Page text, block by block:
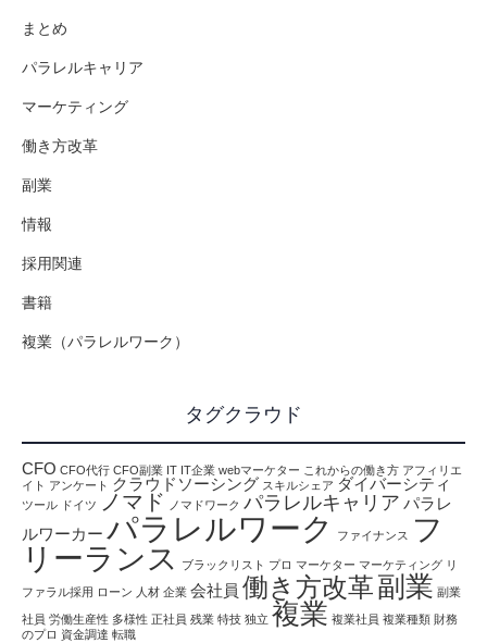
まとめ
パラレルキャリア
マーケティング
働き方改革
副業
情報
採用関連
書籍
複業（パラレルワーク）
タグクラウド
CFO CFO代行 CFO副業 IT IT企業 webマーケター これからの働き方 アフィリエ
イト アンケート クラウドソーシング スキルシェア ダイバーシティ
ツール ドイツ ノマド ノマドワーク パラレルキャリア パラレ
ルワーカー パラレルワーク ファイナンス
フ
リーランス
ブラックリスト プロ マーケター マーケティング リ
ファラル採用 ローン 人材 企業 会社員 働き方改革副業 副業
社員 労働生産性 多様性 正社員 残業 特技 独立 複業 複業社員 複業種類 財務
のプロ 資金調達 転職